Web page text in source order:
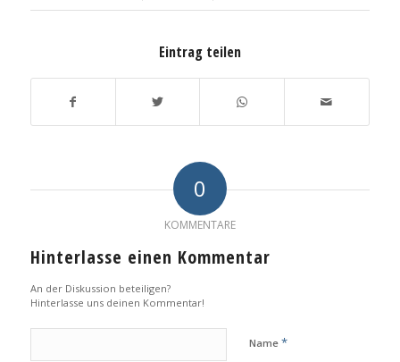
Eintrag teilen
0
KOMMENTARE
Hinterlasse einen Kommentar
An der Diskussion beteiligen?
Hinterlasse uns deinen Kommentar!
Name *